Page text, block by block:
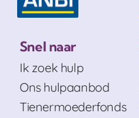
Snel naar
Ik zoek hulp
Ons hulpaanbod
Tienermoederfonds